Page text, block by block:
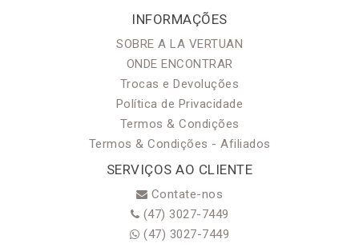
INFORMAÇÕES
SOBRE A LA VERTUAN
ONDE ENCONTRAR
Trocas e Devoluções
Política de Privacidade
Termos & Condições
Termos & Condições - Afiliados
SERVIÇOS AO CLIENTE
Contate-nos
(47) 3027-7449
(47) 3027-7449